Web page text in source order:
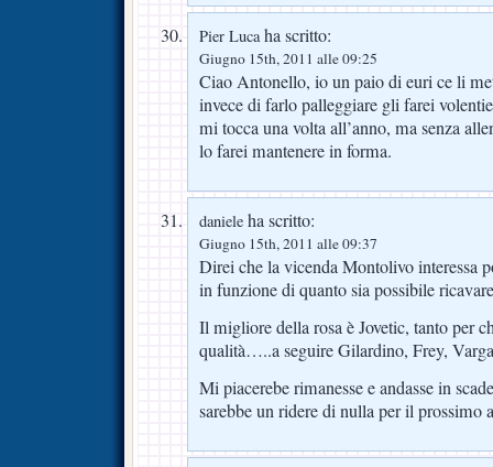
Pier Lucaha scritto:
Giugno 15th, 2011 alle 09:25
Ciao Antonello, io un paio di euri ce li
invece di farlo palleggiare gli farei
mi tocca una volta all’anno, ma senza
lo farei mantenere in forma.
daniele ha scritto:
Giugno 15th, 2011 alle 09:37
Direi che la vicenda Montolivo interessa
in funzione di quanto sia possibile
Il migliore della rosa è Jovetic, tanto per
qualità…..a seguire Gilardino, Frey,
Mi piacerebe rimanesse e andasse in
sarebbe un ridere di nulla per il prossimo